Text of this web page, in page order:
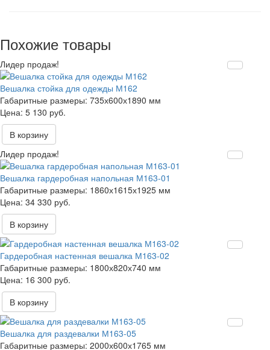
Похожие товары
Лидер продаж!
Вешалка стойка для одежды М162
Габаритные размеры: 735х600х1890 мм
5 130 руб.
В корзину
Лидер продаж!
Вешалка гардеробная напольная М163-01
Габаритные размеры: 1860х1615х1925 мм
34 330 руб.
В корзину
Гардеробная настенная вешалка М163-02
Габаритные размеры: 1800х820х740 мм
16 300 руб.
В корзину
Вешалка для раздевалки М163-05
Габаритные размеры: 2000х600х1765 мм